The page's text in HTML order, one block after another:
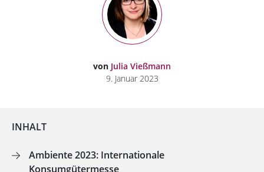
von Julia Vießmann
9. Januar 2023
INHALT
Ambiente 2023: Internationale
Konsumgütermesse